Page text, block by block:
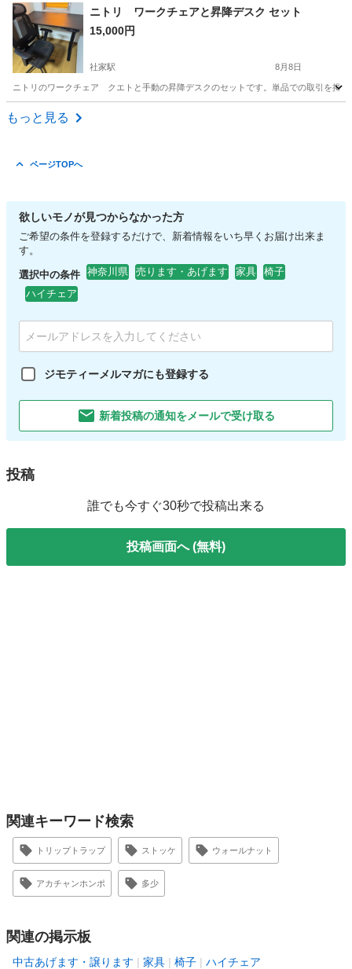
神奈川 相模原市 相模大野駅 その他 ワードローブ
ニトリ ワークチェアと昇降デスク セット
15,000円
社家駅 8月8日
ニトリのワークチェア クエトと手動の昇降デスクのセットです。単品での取引を掲
神奈川 厚木市
もっと見る
ページTOPへ
欲しいモノが見つからなかった方
ご希望の条件を登録するだけで、新着情報をいち早くお届け出来ま
す。
選択中の条件 神奈川県 売ります・あげます 家具
椅子
ハイチェア
ジモティーメルマガにも登録する
新着投稿の通知をメールで受け取る
投稿
誰でも今すぐ30秒で投稿出来る
投稿画面へ (無料)
関連キーワード検索
トリップトラップ ストッケ ウォールナット
アカチャンホンポ 多少
関連の掲示板
中古あげます・譲ります 家具 椅子 ハイチェア